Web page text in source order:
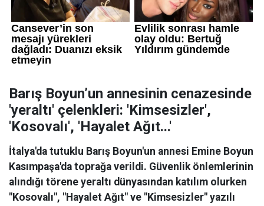
Barış Boyun’un annesinin cenazesinde
'yeraltı' çelenkleri: 'Kimsesizler',
'Kosovalı', 'Hayalet Ağıt...'
İtalya'da tutuklu Barış Boyun'un annesi Emine Boyun
Kasımpaşa'da toprağa verildi. Güvenlik önlemlerinin
alındığı törene yeraltı dünyasından katılım olurken
"Kosovalı", "Hayalet Ağıt" ve "Kimsesizler" yazılı